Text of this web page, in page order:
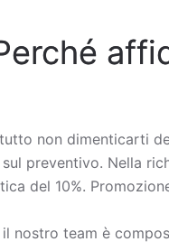
non dimenticarti
preventivo. Nella
del 10%.
il nostro team è